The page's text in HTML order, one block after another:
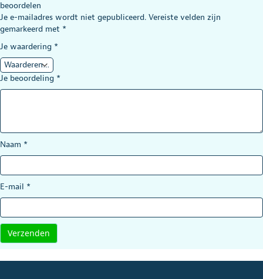
beoordelen
Je e-mailadres wordt niet gepubliceerd. Vereiste velden zijn
gemarkeerd met *
Je waardering *
Je beoordeling *
Naam *
E-mail *